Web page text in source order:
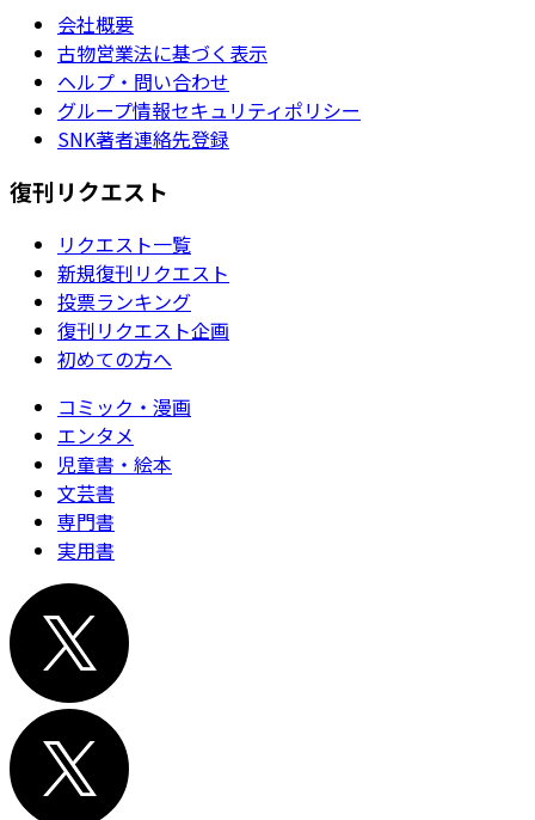
会社概要
古物営業法に基づく表示
ヘルプ・問い合わせ
グループ情報セキュリティポリシー
SNK著者連絡先登録
復刊リクエスト
リクエスト一覧
新規復刊リクエスト
投票ランキング
復刊リクエスト企画
初めての方へ
コミック・漫画
エンタメ
児童書・絵本
文芸書
専門書
実用書